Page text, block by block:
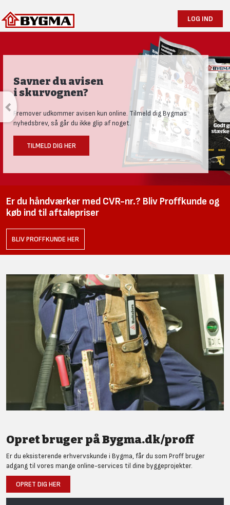
LOG IND
Savner du avisen
i skurvognen?
Fremover udkommer avisen kun online. Tilmeld dig Bygmas
nyhedsbrev, så går du ikke glip af noget.
TILMELD DIG HER
Er du håndværker med CVR-nr.? Bliv Proffkunde og
køb ind til aftalepriser
BLIV PROFFKUNDE HER
Opret bruger på Bygma.dk/proff
Er du eksisterende erhvervskunde i Bygma, får du som Proff bruger
adgang til vores mange online-services til dine byggeprojekter.
OPRET DIG HER